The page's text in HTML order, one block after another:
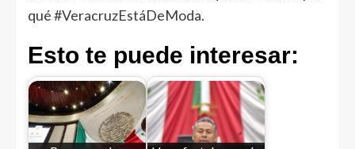
qué #VeracruzEstáDeModa.
Esto te puede interesar: